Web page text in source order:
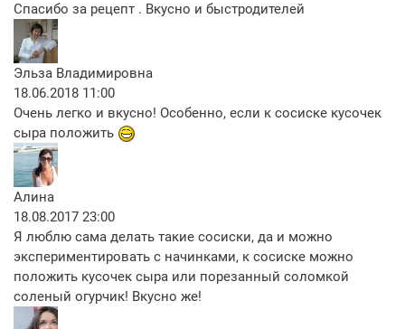
Спасибо за рецепт . Вкусно и быстродителей
Эльза Владимировна
18.06.2018 11:00
Очень легко и вкусно! Особенно, если к сосиске кусочек
сыра положить
Алина
18.08.2017 23:00
Я люблю сама делать такие сосиски, да и можно
экспериментировать с начинками, к сосиске можно
положить кусочек сыра или порезанный соломкой
соленый огурчик! Вкусно же!